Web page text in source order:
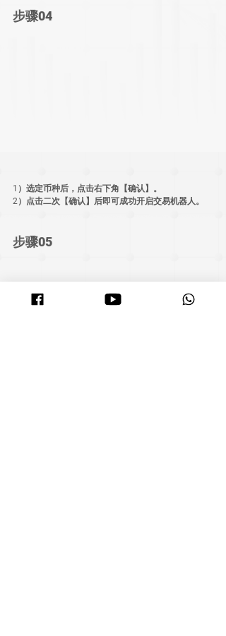
步骤04
1）选定币种后，点击右下角【确认】。
2）点击二次【确认】后即可成功开启交易机器人。
步骤05